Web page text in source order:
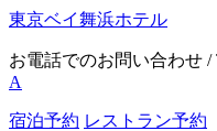
東京ベイ舞浜ホテル
お電話でのお問い合わせ /
A
宿泊予約 レストラン予約